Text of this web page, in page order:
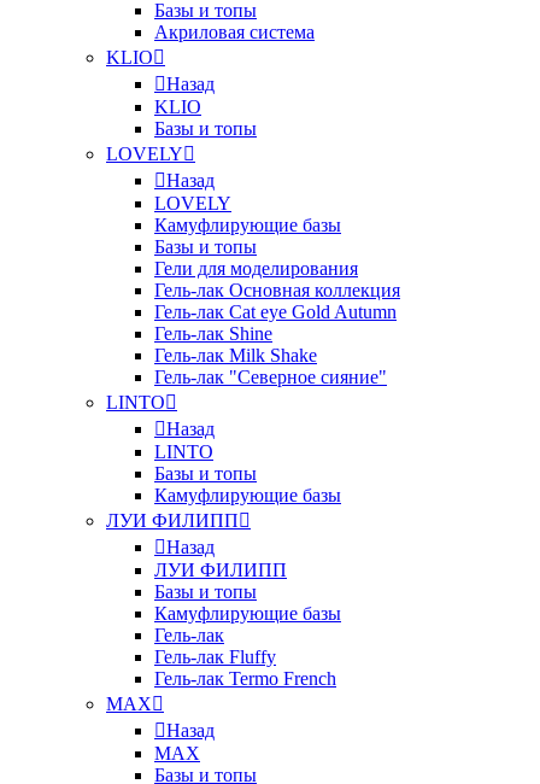
Базы и топы
Акриловая система
KLIO
Назад
KLIO
Базы и топы
LOVELY
Назад
LOVELY
Камуфлирующие базы
Базы и топы
Гели для моделирования
Гель-лак Основная коллекция
Гель-лак Cat eye Gold Autumn
Гель-лак Shine
Гель-лак Milk Shake
Гель-лак "Северное сияние"
LINTO
Назад
LINTO
Базы и топы
Камуфлирующие базы
ЛУИ ФИЛИПП
Назад
ЛУИ ФИЛИПП
Базы и топы
Камуфлирующие базы
Гель-лак
Гель-лак Fluffy
Гель-лак Termo French
MAX
Назад
MAX
Базы и топы